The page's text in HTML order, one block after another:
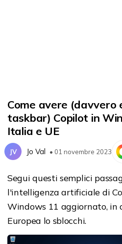
Come avere (davvero
taskbar) Copilot in
Italia e UE
JV Jo Val • 01 novembre 2023
Segui questi semplici
l'intelligenza artificiale di
Windows 11 aggiornato, in
Europea lo sblocchi.